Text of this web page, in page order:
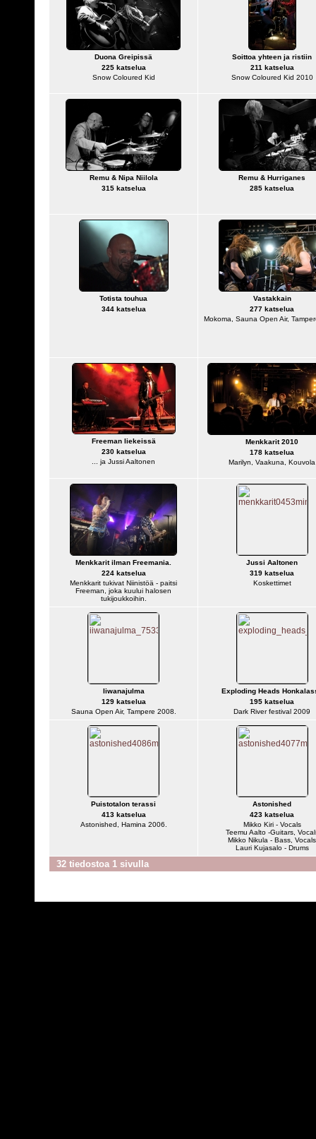
Duona Greipissä
225 katselua
Snow Coloured Kid
Soittoa yhteen ja ristiin
211 katselua
Snow Coloured Kid 2010
Remu & Nipa Niilola
315 katselua
Remu & Hurriganes
285 katselua
Totista touhua
344 katselua
Vastakkain
277 katselua
Mokoma, Sauna Open Air,
Freeman liekeissä
230 katselua
... ja Jussi Aaltonen
Menkkarit 2010
178 katselua
Marilyn, Vaakuna, Kouvola
Menkkarit ilman Freemania.
224 katselua
Menkkarit tukivat Niinistöä - paitsi
Freeman, joka kuului halosen
tukijoukkoihin.
Jussi Aaltonen
319 katselua
Koskettimet
Iiwanajulma
129 katselua
Sauna Open Air, Tampere 2008.
Exploding Heads
195 katselua
Dark River festival 2009
Puistotalon terassi
413 katselua
Astonished, Hamina 2006.
Astonished
423 katselua
Mikko Kiri - Vocals
Teemu Aalto -Guitars,
Mikko Nikula - Bass, Vocals
Lauri Kujasalo - Drums
32 tiedostoa 1 sivulla